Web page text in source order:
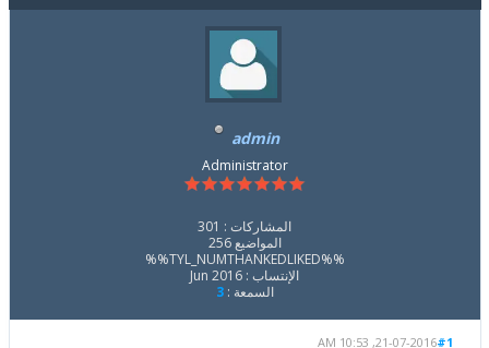
admin
Administrator
المشاركات : 301
المواضيع 256
%%TYL_NUMTHANKEDLIKED%%
الإنتساب : Jun 2016
السمعة :3
#1
21-07-2016, 10:53 AM